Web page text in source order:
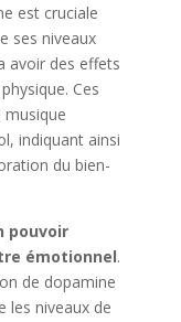
est cruciale
ses niveaux
avoir des effets
Ces
musique
indiquant ainsi
du bien-
pouvoir
émotionnel.
de dopamine
les niveaux de